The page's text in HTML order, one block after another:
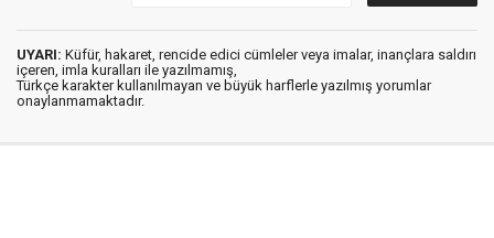
UYARI: Küfür, hakaret, rencide edici cümleler veya imalar, inançlara saldırı
içeren, imla kuralları ile yazılmamış,
Türkçe karakter kullanılmayan ve büyük harflerle yazılmış yorumlar
onaylanmamaktadır.